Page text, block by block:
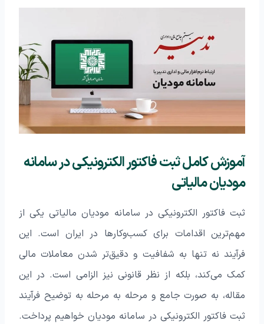
آموزش کامل ثبت فاکتور الکترونیکی در سامانه
مودیان مالیاتی
ثبت فاکتور الکترونیکی در سامانه مودیان مالیاتی یکی از
مهم‌ترین اقدامات برای کسب‌وکارها در ایران است. این
فرآیند نه تنها به شفافیت و دقیق‌تر شدن معاملات مالی
کمک می‌کند، بلکه از نظر قانونی نیز الزامی است. در این
مقاله، به صورت جامع و مرحله به مرحله به توضیح فرآیند
ثبت فاکتور الکترونیکی در سامانه مودیان خواهیم پرداخت.